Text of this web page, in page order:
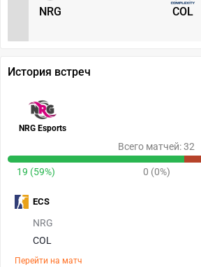
NRG COL
История встреч
NRG Esports
Всего матчей: 32
19 (59%) 0 (0%)
NRG
COL
Перейти на матч
ECS